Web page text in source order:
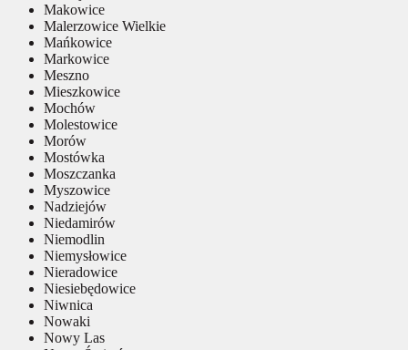
Makowice
Malerzowice Wielkie
Mańkowice
Markowice
Meszno
Mieszkowice
Mochów
Molestowice
Morów
Mostówka
Moszczanka
Myszowice
Nadziejów
Niedamirów
Niemodlin
Niemysłowice
Nieradowice
Niesiebędowice
Niwnica
Nowaki
Nowy Las